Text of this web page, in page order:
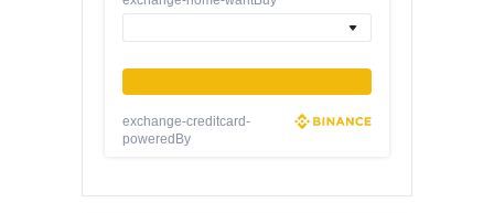
exchange-creditcard-
poweredBy